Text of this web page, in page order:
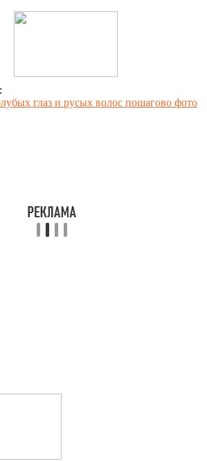
глаз и русых волос пошагово фото